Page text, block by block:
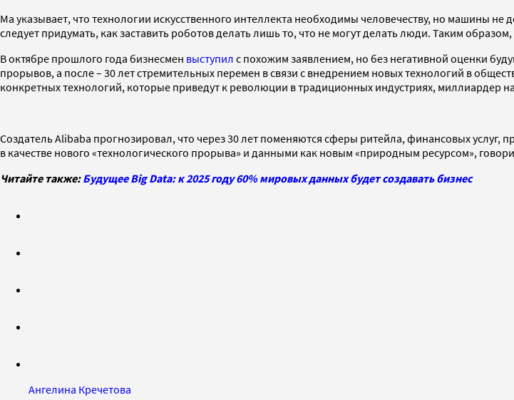
Ма указывает, что технологии искусственного интеллекта необходимы человечеству, но машины
следует придумать, как заставить роботов делать лишь то, что не могут делать люди. Таким
В октябре прошлого года бизнесмен выступил с похожим заявлением, но без негативной оценки
прорывов, а после – 30 лет стремительных перемен в связи с внедрением новых технологий в
конкретных технологий, которые приведут к революции в традиционных индустриях, миллиардер
Создатель Alibaba прогнозировал, что через 30 лет поменяются сферы ритейла, финансовых
в качестве нового «технологического прорыва» и данными как новым «природным ресурсом»,
Читайте также:Будущее Big Data: к 2025 году 60% мировых данных будет создавать бизнес
Ангелина Кречетова